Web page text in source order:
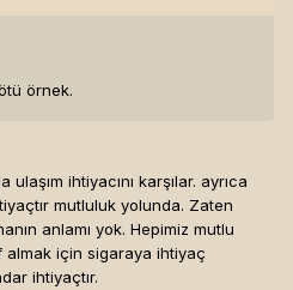
örnek.
ihtiyacını karşılar. ayrıca
mutluluk yolunda. Zaten
anlamı yok. Hepimiz mutlu
almak için sigaraya ihtiyaç
ihtiyaçtır.